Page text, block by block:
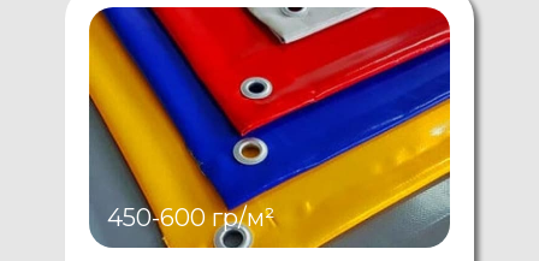
450-600 гр/м²